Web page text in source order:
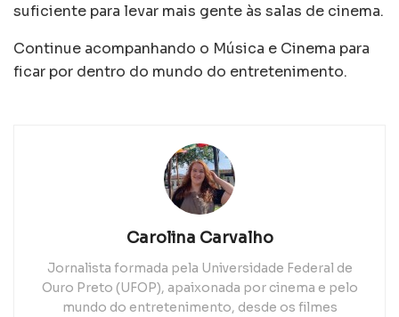
suficiente para levar mais gente às salas de cinema.
Continue acompanhando o Música e Cinema para
ficar por dentro do mundo do entretenimento.
Carolina Carvalho
Jornalista formada pela Universidade Federal de
Ouro Preto (UFOP), apaixonada por cinema e pelo
mundo do entretenimento, desde os filmes